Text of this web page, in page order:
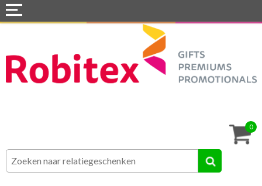
0
Webshops
Textiel